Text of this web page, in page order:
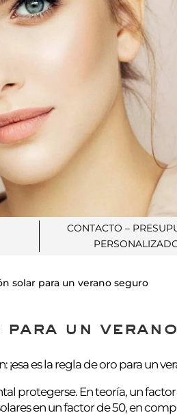
CONTACTO –
solar para un verano seguro
un
es la regla de oro para un
protegerse. En teoría, un
en un factor de 50, en